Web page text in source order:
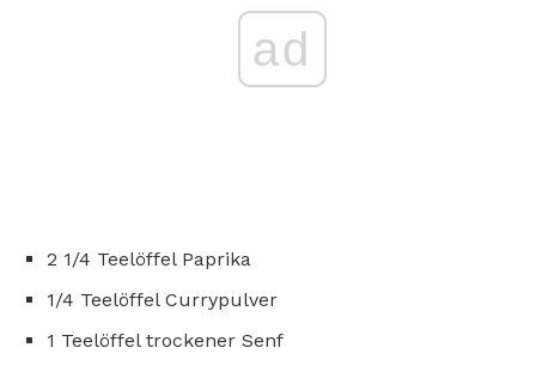
ad
2 1/4 Teelöffel Paprika
1/4 Teelöffel Currypulver
1 Teelöffel trockener Senf